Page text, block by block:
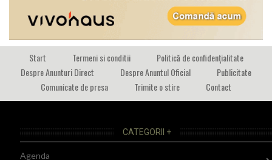
Start Termeni si conditii
Politică de confidențialitate
Despre Anunturi Direct
Despre Anuntul Oficial
Publicitate
Comunicate de presa
Trimite o stire Contact
CATEGORII +
Agenda